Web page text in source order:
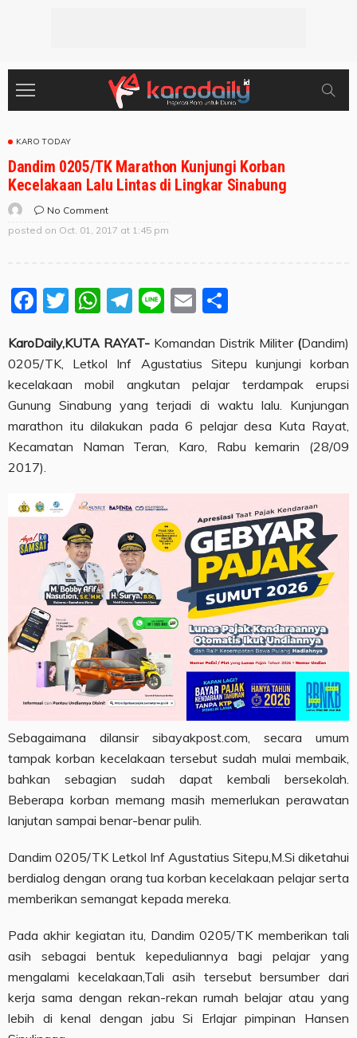
KARO TODAY
Dandim 0205/TK Marathon Kunjungi Korban
Kecelakaan Lalu Lintas di Lingkar Sinabung
No Comment
posted on Oct. 01, 2017 at 1:45 pm
Facebook
Twitter
WhatsApp
Telegram
LineEmail
KaroDaily,KUTA RAYAT- Komandan Distrik Militer (Dandim)
0205/TK, Letkol Inf Agustatius Sitepu kunjungi korban
kecelakaan mobil angkutan pelajar terdampak erupsi
Gunung Sinabung yang terjadi di waktu lalu. Kunjungan
marathon itu dilakukan pada 6 pelajar desa Kuta Rayat,
Kecamatan Naman Teran, Karo, Rabu kemarin (28/09
2017).
Sebagaimana dilansir sibayakpost.com, secara umum
tampak korban kecelakaan tersebut sudah mulai membaik,
bahkan sebagian sudah dapat kembali bersekolah.
Beberapa korban memang masih memerlukan perawatan
lanjutan sampai benar-benar pulih.
Dandim 0205/TK Letkol Inf Agustatius Sitepu,M.Si diketahui
berdialog dengan orang tua korban kecelakaan pelajar serta
memberikan semangat kepada mereka.
Pada akhir kegiatan itu, Dandim 0205/TK memberikan tali
asih sebagai bentuk kepeduliannya bagi pelajar yang
mengalami kecelakaan,Tali asih tersebut bersumber dari
kerja sama dengan rekan-rekan rumah belajar atau yang
lebih di kenal dengan jabu Si Erlajar pimpinan Hansen